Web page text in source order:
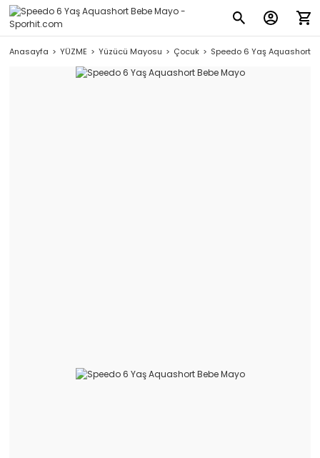
Anasayfa YÜZME Yüzücü Mayosu Çocuk Speedo 6 Yaş Aquashort